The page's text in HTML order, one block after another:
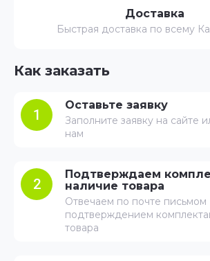
Как заказать
1
Оставьте заявку
Заполните заявку на сайте
нам
2
Подтверждаем
наличие товара
Отвечаем по почте письмом
подтверждением
товара
Доставка
Быстрая доставка по всему